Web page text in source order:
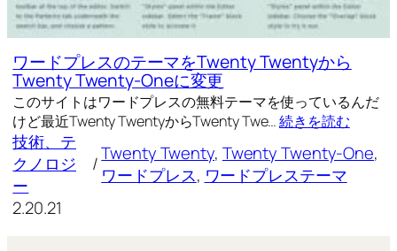
ワードプレスのテーマをTwenty Twentyから
Twenty Twenty-Oneに変更
このサイトはワードプレスの無料テーマを使っているんだ
けど最近Twenty TwentyからTwenty Twe…続きを読む
技術、テ
クノロジ
ー
/Twenty Twenty, Twenty Twenty-One
ワードプレス, ワードプレステーマ
2.20.21